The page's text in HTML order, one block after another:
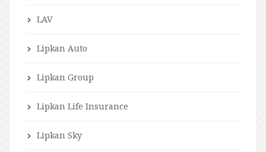
LAV
Lipkan Auto
Lipkan Group
Lipkan Life Insurance
Lipkan Sky